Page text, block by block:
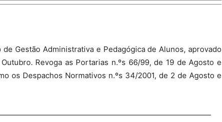
Gestão Administrativa e Pedagógica de Alunos, aprovado
Revoga as Portarias n.ºs 66/99, de 19 de Agosto e
os Despachos Normativos n.ºs 34/2001, de 2 de Agosto e